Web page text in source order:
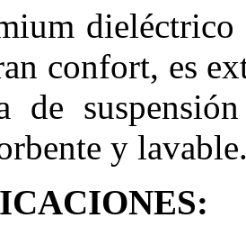
confort, es
de
y